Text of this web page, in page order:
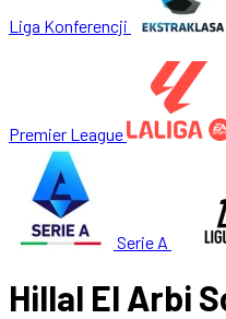
Liga Konferencji
Premier League
Serie A
Hillal El Arbi